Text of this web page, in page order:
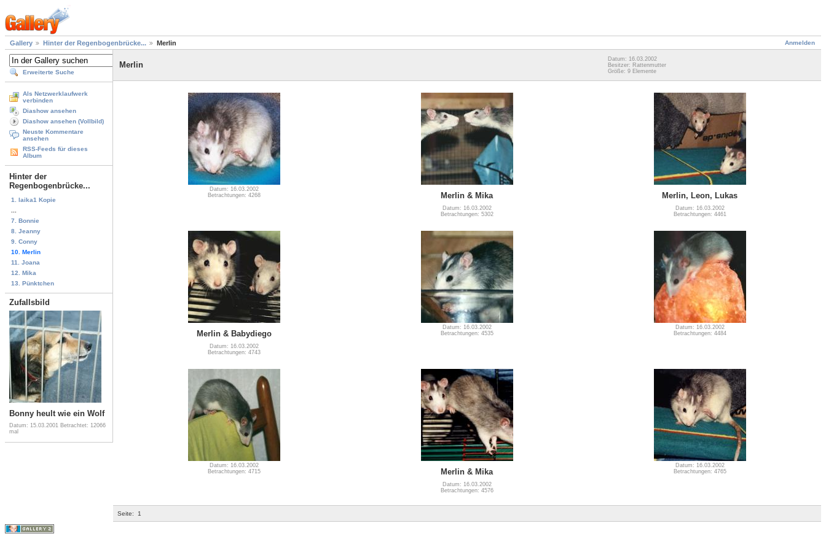
Anmelden
Gallery Hinter der Regenbogenbrücke... Merlin
Erweiterte Suche
Als Netzwerklaufwerk
verbinden
Diashow ansehen
Diashow ansehen (Vollbild)
Neuste Kommentare
ansehen
RSS-Feeds für dieses
Album
Hinter der
Regenbogenbrücke...
1. laika1 Kopie
7. Bonnie
8. Jeanny
9. Conny
10. Merlin
11. Joana
12. Mika
13. Pünktchen
Zufallsbild
Bonny heult wie ein Wolf
Datum: 15.03.2001 Betrachtet: 12066
mal
Merlin
Datum: 16.03.2002
Besitzer: Rattenmutter
Größe: 9 Elemente
Datum: 16.03.2002
Betrachtungen: 4268
Merlin & Mika
Datum: 16.03.2002
Betrachtungen: 5302
Merlin, Leon, Lukas
Datum: 16.03.2002
Betrachtungen: 4461
Merlin & Babydiego
Datum: 16.03.2002
Betrachtungen: 4743
Datum: 16.03.2002
Betrachtungen: 4535
Datum: 16.03.2002
Betrachtungen: 4484
Datum: 16.03.2002
Betrachtungen: 4715
Merlin & Mika
Datum: 16.03.2002
Betrachtungen: 4576
Datum: 16.03.2002
Betrachtungen: 4765
Seite: 1